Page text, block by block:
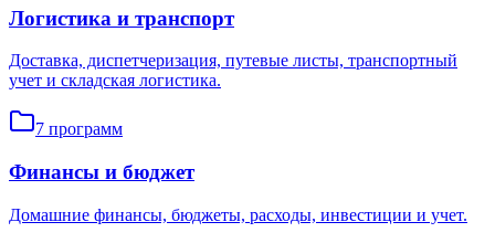
Логистика и транспорт
Доставка, диспетчеризация, путевые листы, транспортный
учет и складская логистика.
7 программ
Финансы и бюджет
Домашние финансы, бюджеты, расходы, инвестиции и учет.